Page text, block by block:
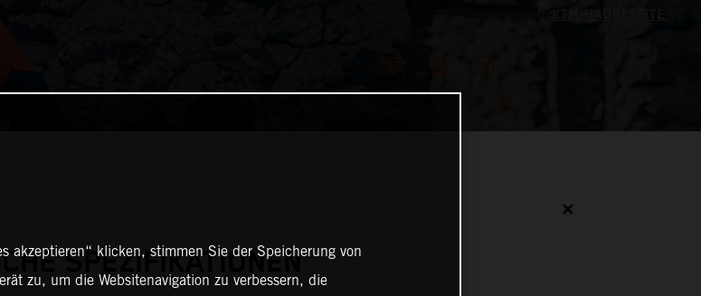
✕
SPEZIFIKATIONEN
akzeptieren“ klicken, stimmen Sie der Speicherung von
zu, um die Websitenavigation zu verbessern, die